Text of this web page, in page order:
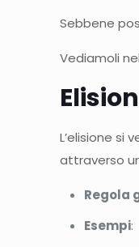
Sebbene
Vediamoli
L’elisione si
attraverso
Regola
Esempi: